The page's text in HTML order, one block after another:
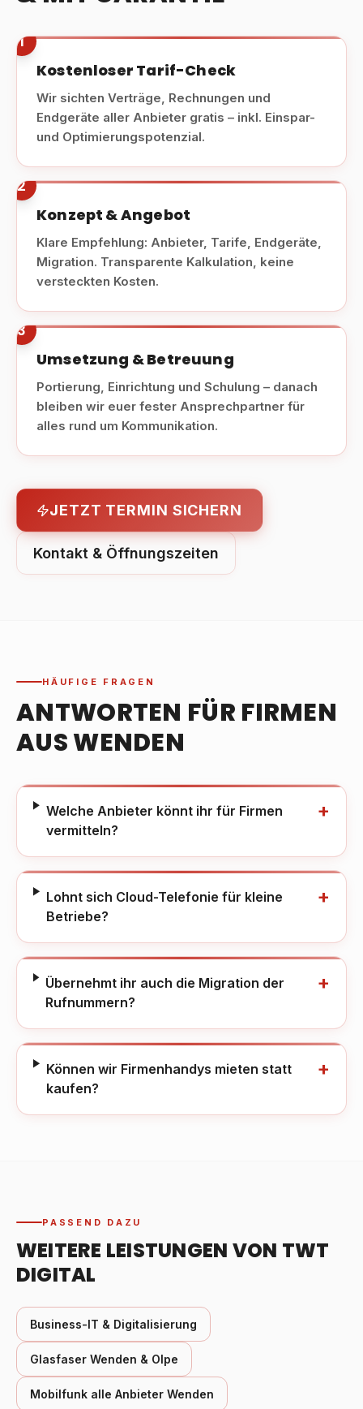
1
Kostenloser Tarif-Check
Wir sichten Verträge, Rechnungen und
Endgeräte aller Anbieter gratis – inkl. Einspar-
und Optimierungspotenzial.
2
Konzept & Angebot
Klare Empfehlung: Anbieter, Tarife, Endgeräte,
Migration. Transparente Kalkulation, keine
versteckten Kosten.
3
Umsetzung & Betreuung
Portierung, Einrichtung und Schulung – danach
bleiben wir euer fester Ansprechpartner für
alles rund um Kommunikation.
JETZT TERMIN SICHERN
Kontakt & Öffnungszeiten
HÄUFIGE FRAGEN
ANTWORTEN FÜR FIRMEN
AUS WENDEN
Welche Anbieter könnt ihr für Firmen
vermitteln?
+
Lohnt sich Cloud-Telefonie für kleine
Betriebe?
+
Übernehmt ihr auch die Migration der
Rufnummern?
+
Können wir Firmenhandys mieten statt
kaufen?
+
PASSEND DAZU
WEITERE LEISTUNGEN VON TWT
DIGITAL
Business-IT & Digitalisierung
Glasfaser Wenden & Olpe
Mobilfunk alle Anbieter Wenden